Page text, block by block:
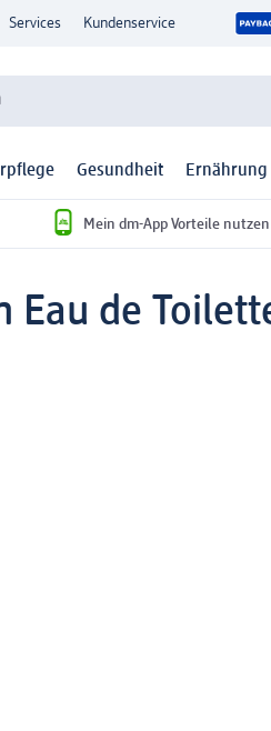
Services Kundenservice
Gesundheit Ernährung
Mein dm-App Vorteile nutzen
Eau de